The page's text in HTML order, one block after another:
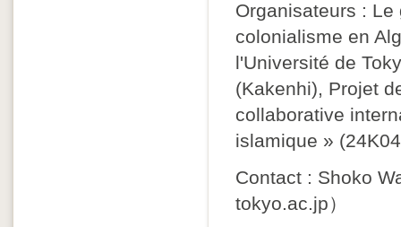
Organisateurs :
colonialisme en
l'Université de
(Kakenhi), Projet
collaborative
islamique »
Contact : Shoko
tokyo.ac.jp）